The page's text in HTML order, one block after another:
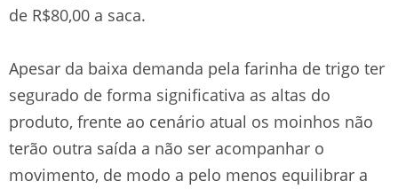
de R$80,00 a saca.
Apesar da baixa demanda pela farinha de trigo ter
segurado de forma significativa as altas do
produto, frente ao cenário atual os moinhos não
terão outra saída a não ser acompanhar o
movimento, de modo a pelo menos equilibrar a